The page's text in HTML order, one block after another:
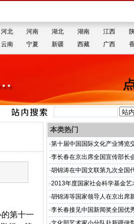
河北 河南 湖北 湖南 江西
云南 宁夏 新疆 西藏 广西
第十一
本类热门
·第十届中国国际文化产业博览
·李长春在京出席全国宣传部长
·胡锦涛在中国文联第九次全国
次全国代表大会上的讲话
·2013年度国家社会科学基金艺
·胡锦涛等国家领导人在京出席
·李长春接见中国新闻奖全国优